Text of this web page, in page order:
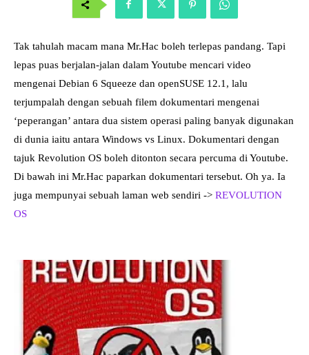
Tak tahulah macam mana Mr.Hac boleh terlepas pandang. Tapi
lepas puas berjalan-jalan dalam Youtube mencari video
mengenai Debian 6 Squeeze dan openSUSE 12.1, lalu
terjumpalah dengan sebuah filem dokumentari mengenai
‘peperangan’ antara dua sistem operasi paling banyak digunakan
di dunia iaitu antara Windows vs Linux. Dokumentari dengan
tajuk Revolution OS boleh ditonton secara percuma di Youtube.
Di bawah ini Mr.Hac paparkan dokumentari tersebut. Oh ya. Ia
juga mempunyai sebuah laman web sendiri -> REVOLUTION
OS